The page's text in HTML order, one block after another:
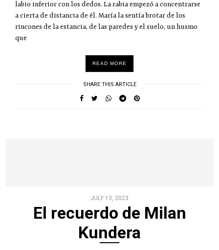
labio inferior con los dedos. La rabia empezó a concentrarse
a cierta de distancia de él. María la sentía brotar de los
rincones de la estancia, de las paredes y el suelo, un husmo
que
READ MORE
SHARE THIS ARTICLE
JULY 13, 2023
El recuerdo de Milan
Kundera